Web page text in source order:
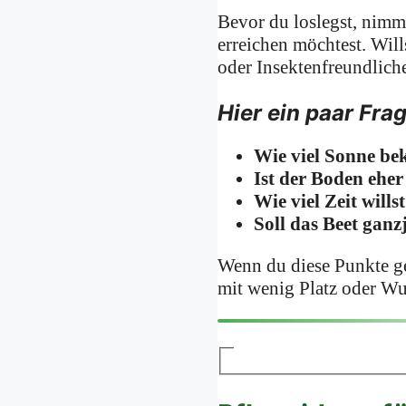
Bevor du loslegst,
erreichen möchtest.
oder
Hier ein paar
Wie viel Sonne
Ist der Boden
Wie viel Zeit
Soll das Beet
Wenn du diese Punkte
mit wenig Platz oder